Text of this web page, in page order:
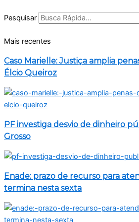
Pesquisar
Mais recentes
Caso Marielle: Justiça amplia
Élcio Queiroz
PF investiga desvio de dinheiro
Grosso
Enade: prazo de recurso para
termina nesta sexta